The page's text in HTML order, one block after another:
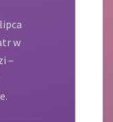
w
–